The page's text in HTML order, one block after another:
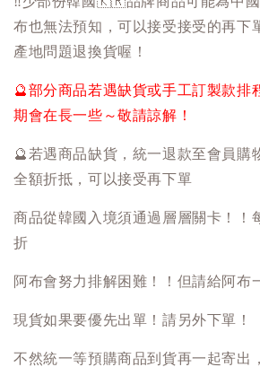
布也無法預知，可以接受接受的再下
產地問題退換貨喔！
🔮部分商品若遇缺貨或手工訂製款排
期會在長一些～敬請諒解！
🔮 若遇商品缺貨，統一退款至會員購
全額折抵，可以接受再下單
商品從韓國入境須通過層層關卡！！
折
阿布會努力排解困難！！但請給阿布
現貨如果要優先出單！請另外下單！
不然統一等預購商品到貨再一起寄出